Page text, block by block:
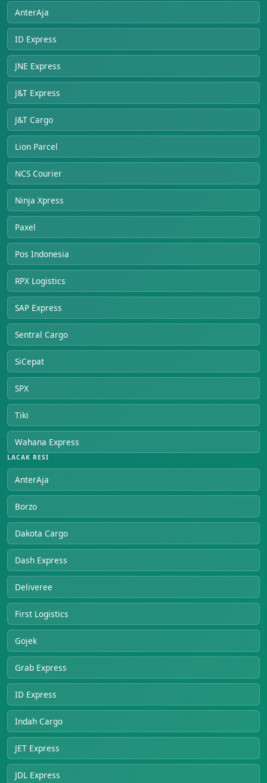
AnterAja
ID Express
JNE Express
J&T Express
J&T Cargo
Lion Parcel
NCS Courier
Ninja Xpress
Paxel
Pos Indonesia
RPX Logistics
SAP Express
Sentral Cargo
SiCepat
SPX
Tiki
Wahana Express
LACAK RESI
AnterAja
Borzo
Dakota Cargo
Dash Express
Deliveree
First Logistics
Gojek
Grab Express
ID Express
Indah Cargo
JET Express
JDL Express